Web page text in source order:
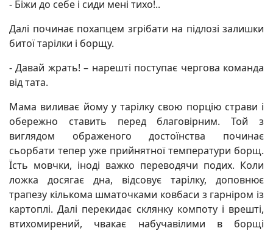
- Біжи до себе і сиди мені тихо!..
Далі починає похапцем згрібати на підлозі залишки
битої тарілки і борщу.
- Давай жрать! – нарешті поступає чергова команда
від тата.
Мама виливає йому у тарілку свою порцію страви і
обережно ставить перед благовірним. Той з
виглядом ображеного достоїнства починає
сьорбати тепер уже прийнятної температури борщ.
Їсть мовчки, іноді важко переводячи подих. Коли
ложка досягає дна, відсовує тарілку, доповнює
трапезу кількома шматочками ковбаси з гарніром із
картоплі. Далі перекидає склянку компоту і врешті,
втихомирений, чвакає набучавілими в борщі